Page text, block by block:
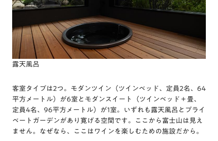
露天風呂
客室タイプは2つ。モダンツイン（ツインベッド、定員2名、64
平方メートル）が6室とモダンスイート（ツインベッド＋畳、
定員4名、96平方メートル）が1室。いずれも露天風呂とプライ
ベートガーデンがあり寛げる空間です。ここから富士山は見え
ません。なぜなら、ここはワインを楽しむための施設だから。